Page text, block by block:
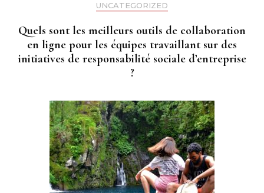
UNCATEGORIZED
Quels sont les meilleurs outils de collaboration
en ligne pour les équipes travaillant sur des
initiatives de responsabilité sociale d’entreprise
?